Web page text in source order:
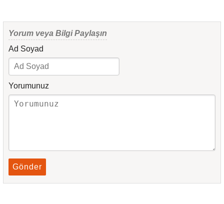
Yorum veya Bilgi Paylaşın
Ad Soyad
Yorumunuz
Gönder